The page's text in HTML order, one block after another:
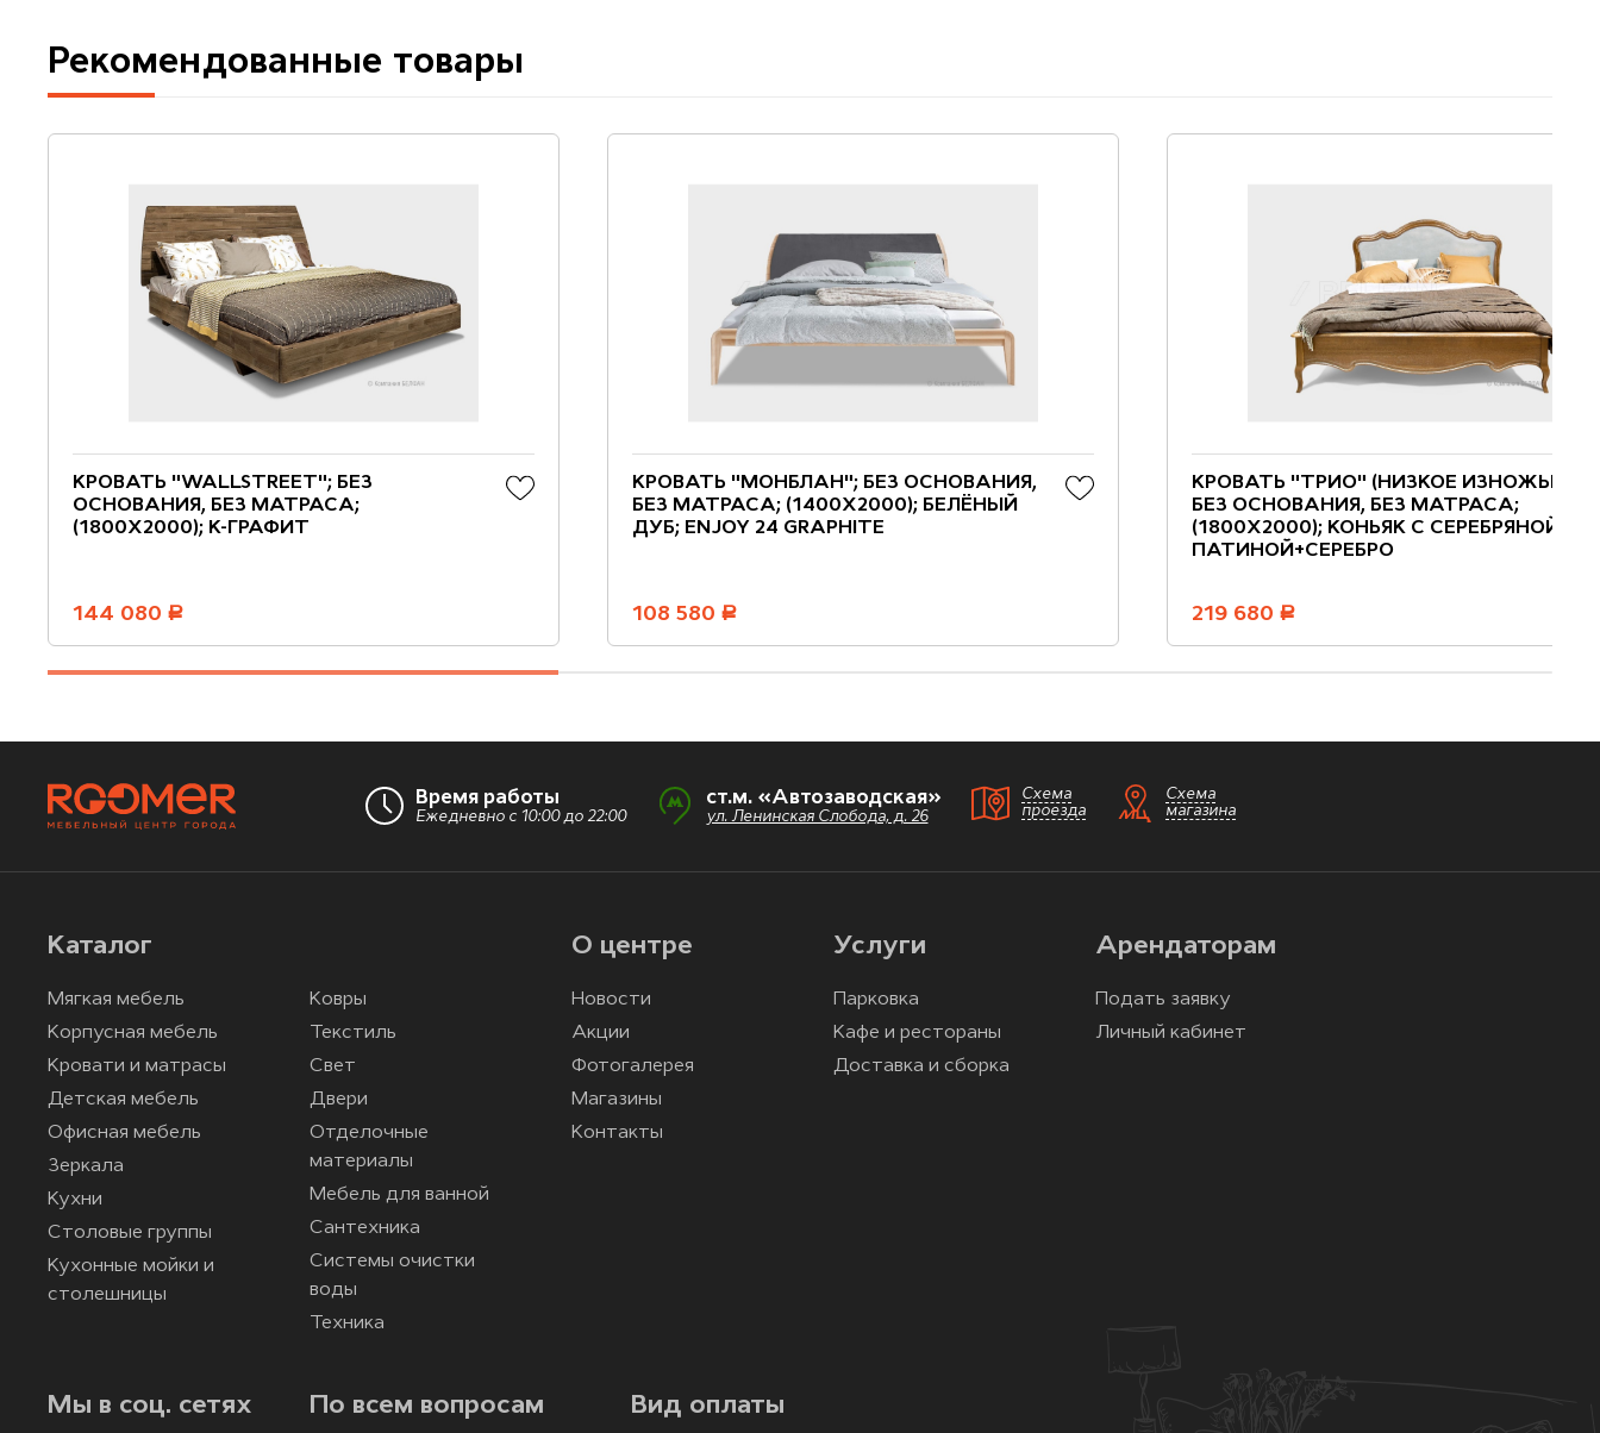
Рекомендованные товары
КРОВАТЬ "WALLSTREET"; БЕЗ
ОСНОВАНИЯ, БЕЗ МАТРАСА;
(1800X2000); К-ГРАФИТ
144 080 руб.
КРОВАТЬ "МОНБЛАН"; БЕЗ ОСНОВАНИЯ,
БЕЗ МАТРАСА; (1400X2000); БЕЛЁНЫЙ
ДУБ; ENJOY 24 GRAPHITE
108 580 руб.
КРОВАТЬ "ТРИО" (НИЗКОЕ ИЗНОЖЬЕ);
БЕЗ ОСНОВАНИЯ, БЕЗ МАТРАСА;
(1800X2000); КОНЬЯК С СЕРЕБРЯНОЙ
ПАТИНОЙ+СЕРЕБРО
219 680 руб.
Время работы
Ежедневно с 10:00 до 22:00
ст.м. «Автозаводская»
ул. Ленинская Слобода, д. 26
Схема
проезда
Схема
магазина
Каталог
Мягкая мебель
Корпусная мебель
Кровати и матрасы
Детская мебель
Офисная мебель
Зеркала
Кухни
Столовые группы
Кухонные мойки и
столешницы
Ковры
Текстиль
Свет
Двери
Отделочные
материалы
Мебель для ванной
Сантехника
Системы очистки
воды
Техника
О центре
Новости
Акции
Фотогалерея
Магазины
Контакты
Услуги
Парковка
Кафе и рестораны
Доставка и сборка
Арендаторам
Подать заявку
Личный кабинет
Мы в соц. сетях По всем вопросам Вид оплаты